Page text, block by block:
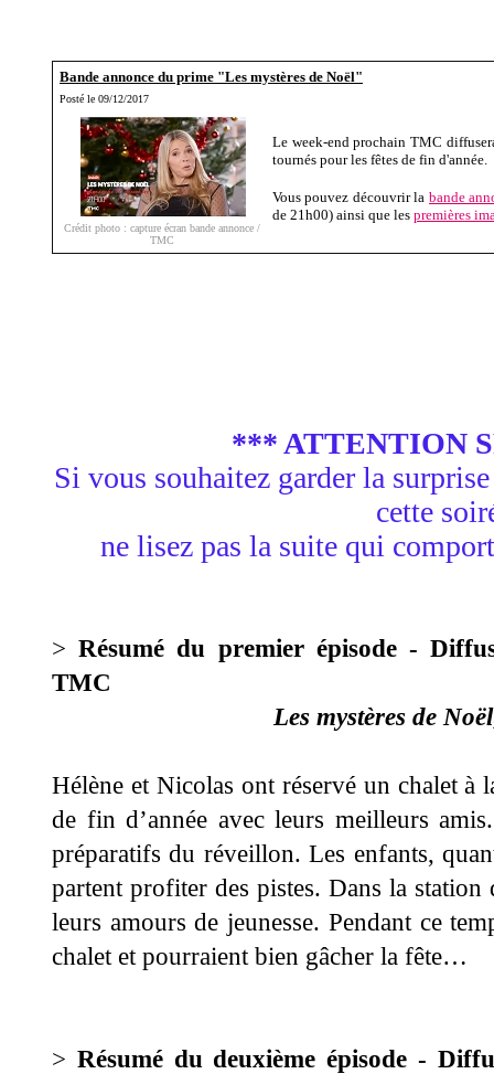
Bande annonce du prime "Les mystères de Noël"
Posté le 09/12/2017
Crédit photo : capture écran bande annonce /
TMC
Le week-end prochain TMC
tournés pour les fêtes de fin d'année.
Vous pouvez découvrir la bande
de 21h00) ainsi que les premières
*** ATTENTION
Si vous souhaitez garder la
cette
ne lisez pas la suite qui
>Résumé du premier épisode -
TMC
Les mystères de Noël
Hélène et Nicolas ont réservé un chalet à
de fin d’année avec leurs meilleurs
préparatifs du réveillon. Les enfants,
partent profiter des pistes. Dans la
leurs amours de jeunesse. Pendant ce
chalet et pourraient bien gâcher la fête…
> Résumé du deuxième épisode -